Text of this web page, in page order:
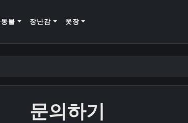
물 장난감 옷장
문의하기